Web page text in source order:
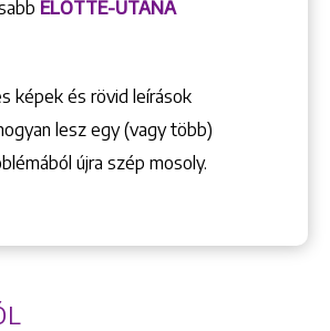
ELŐTTE-UTÁNA
képek és rövid leírások
lesz egy (vagy több)
újra szép mosoly.